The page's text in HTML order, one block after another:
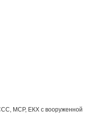
МСР, ЕКХ с вооруженной